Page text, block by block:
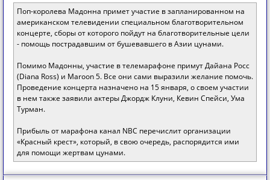
Поп-королева Мадонна примет участие в запланированном на
американском телевидении специальном благотворительном
концерте, сборы от которого пойдут на благотворительные цели
- помощь пострадавшим от бушевавшего в Азии цунами.
Помимо Мадонны, участие в телемарафоне примут Дайана Росс
(Diana Ross) и Maroon 5. Все они сами выразили желание помочь.
Проведение концерта назначено на 15 января, о своем участии
в нем также заявили актеры Джордж Клуни, Кевин Спейси, Ума
Турман.
Прибыль от марафона канал NBC перечислит организации
«Красный крест», который, в свою очередь, распорядится ими
для помощи жертвам цунами.